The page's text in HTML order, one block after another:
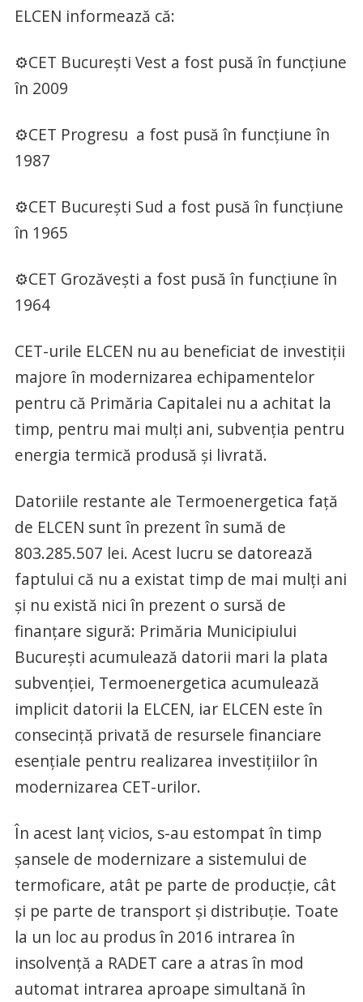
ELCEN informează că:
⚙️CET București Vest a fost pusă în funcțiune
în 2009
⚙️CET Progresu a fost pusă în funcțiune în
1987
⚙️CET București Sud a fost pusă în funcțiune
în 1965
⚙️CET Grozăvești a fost pusă în funcțiune în
1964
CET-urile ELCEN nu au beneficiat de investiții
majore în modernizarea echipamentelor
pentru că Primăria Capitalei nu a achitat la
timp, pentru mai mulți ani, subvenția pentru
energia termică produsă și livrată.
Datoriile restante ale Termoenergetica față
de ELCEN sunt în prezent în sumă de
803.285.507 lei. Acest lucru se datorează
faptului că nu a existat timp de mai mulți ani
și nu există nici în prezent o sursă de
finanțare sigură: Primăria Municipiului
București acumulează datorii mari la plata
subvenției, Termoenergetica acumulează
implicit datorii la ELCEN, iar ELCEN este în
consecință privată de resursele financiare
esențiale pentru realizarea investițiilor în
modernizarea CET-urilor.
În acest lanț vicios, s-au estompat în timp
șansele de modernizare a sistemului de
termoficare, atât pe parte de producție, cât
și pe parte de transport și distribuție. Toate
la un loc au produs în 2016 intrarea în
insolvență a RADET care a atras în mod
automat intrarea aproape simultană în